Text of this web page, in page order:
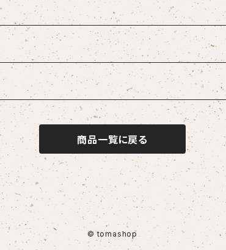
商品一覧に戻る
© tomashop